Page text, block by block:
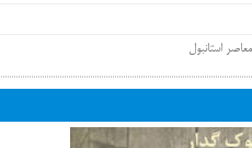
استانبول